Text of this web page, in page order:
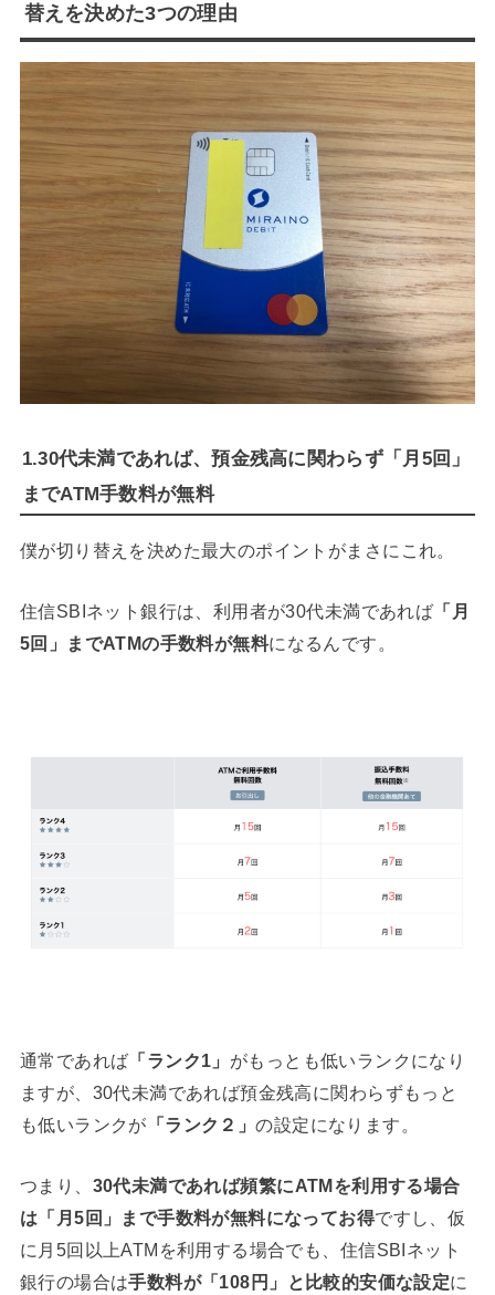
替えを決めた3つの理由
1.30代未満であれば、預金残高に関わらず「月5回」
までATM手数料が無料
僕が切り替えを決めた最大のポイントがまさにこれ。
住信SBIネット銀行は、利用者が30代未満であれば 「月
5回」までATMの手数料が無料になるんです。
通常であれば 「ランク1」 がもっとも低いランクになり
ますが、30代未満であれば預金残高に関わらずもっと
も低いランクが 「ランク２」の設定になります。
つまり、 30代未満であれば頻繁にATMを利用する場合
は「月5回」まで手数料が無料になってお得ですし、仮
に月5回以上ATMを利用する場合でも、住信SBIネット
銀行の場合は手数料が「108円」と比較的安価な設定に